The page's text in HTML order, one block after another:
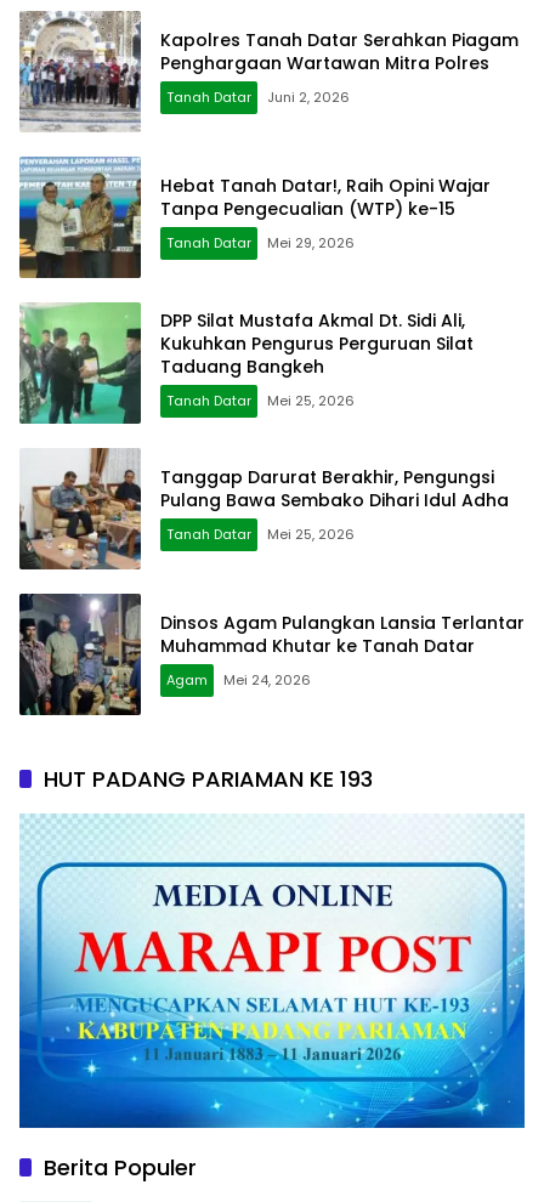
Kapolres Tanah Datar Serahkan Piagam
Penghargaan Wartawan Mitra Polres
Tanah Datar Juni 2, 2026
Hebat Tanah Datar!, Raih Opini Wajar
Tanpa Pengecualian (WTP) ke-15
Tanah Datar Mei 29, 2026
DPP Silat Mustafa Akmal Dt. Sidi Ali,
Kukuhkan Pengurus Perguruan Silat
Taduang Bangkeh
Tanah Datar Mei 25, 2026
Tanggap Darurat Berakhir, Pengungsi
Pulang Bawa Sembako Dihari Idul Adha
Tanah Datar Mei 25, 2026
Dinsos Agam Pulangkan Lansia Terlantar
Muhammad Khutar ke Tanah Datar
Agam Mei 24, 2026
HUT PADANG PARIAMAN KE 193
Berita Populer